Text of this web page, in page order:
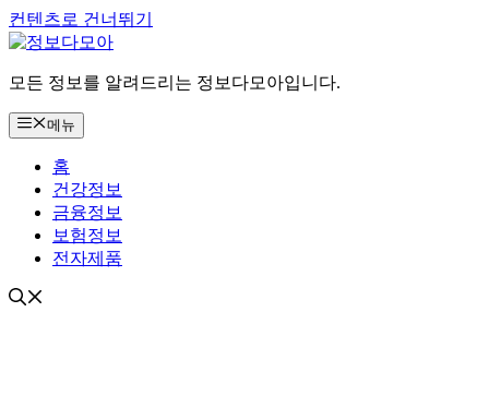
컨텐츠로 건너뛰기
모든 정보를 알려드리는 정보다모아입니다.
메뉴
홈
건강정보
금융정보
보험정보
전자제품